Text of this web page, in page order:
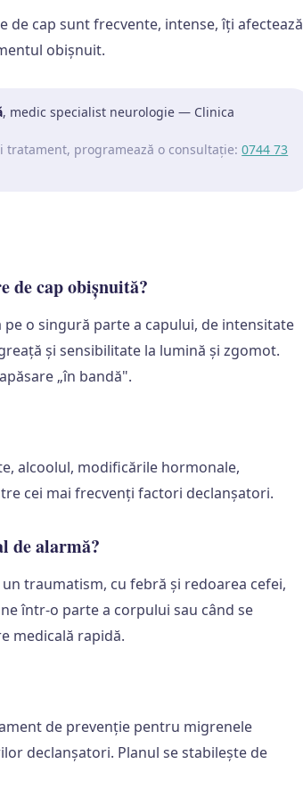
de cap sunt frecvente, intense, îți afectează
obișnuit.
, medic specialist neurologie — Clinica
tratament, programează o consultație:0744 73
de cap obișnuită?
o singură parte a capului, de intensitate
și sensibilitate la lumină și zgomot.
„în bandă".
alcoolul, modificările hormonale,
cei mai frecvenți factori declanșatori.
de alarmă?
traumatism, cu febră și redoarea cefei,
într-o parte a corpului sau când se
medicală rapidă.
de prevenție pentru migrenele
declanșatori. Planul se stabilește de